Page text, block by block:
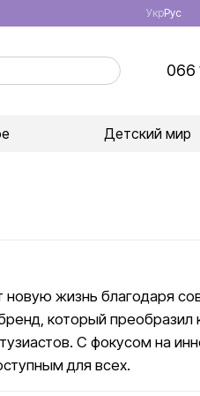
УкрРус
066
Детский мир
новую жизнь благодаря
который преобразил
С фокусом на
для всех.